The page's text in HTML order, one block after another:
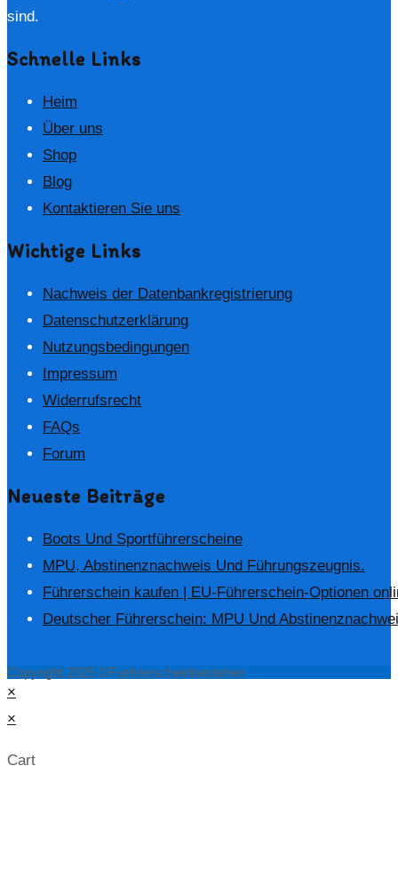
sind.
Schnelle Links
Heim
Über uns
Shop
Blog
Kontaktieren Sie uns
Wichtige Links
Nachweis der Datenbankregistrierung
Datenschutzerklärung
Nutzungsbedingungen
Impressum
Widerrufsrecht
FAQs
Forum
Neueste Beiträge
Boots Und Sportführerscheine
MPU, Abstinenznachweis Und Führungszeugnis.
Führerschein kaufen | EU-Führerschein-Optionen
Deutscher Führerschein: MPU Und
Copyright 2025 ©Fuehrerscheinbestehen
×
×
Cart